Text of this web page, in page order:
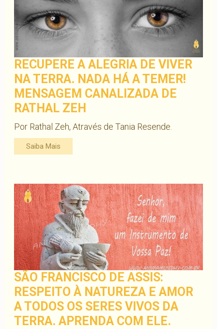
RECUPERE A ALEGRIA DE VIVER
NA TERRA. NADA HÁ A TEMER!
MENSAGEM CANALIZADA DE
RATHAL ZEH
Por Rathal Zeh, Através de Tania Resende.
Saiba Mais
SÃO FRANCISCO DE ASSIS:
RESPEITO À NATUREZA E AMOR
A TODOS OS SERES VIVOS DA
TERRA. APRENDA COM ELE.